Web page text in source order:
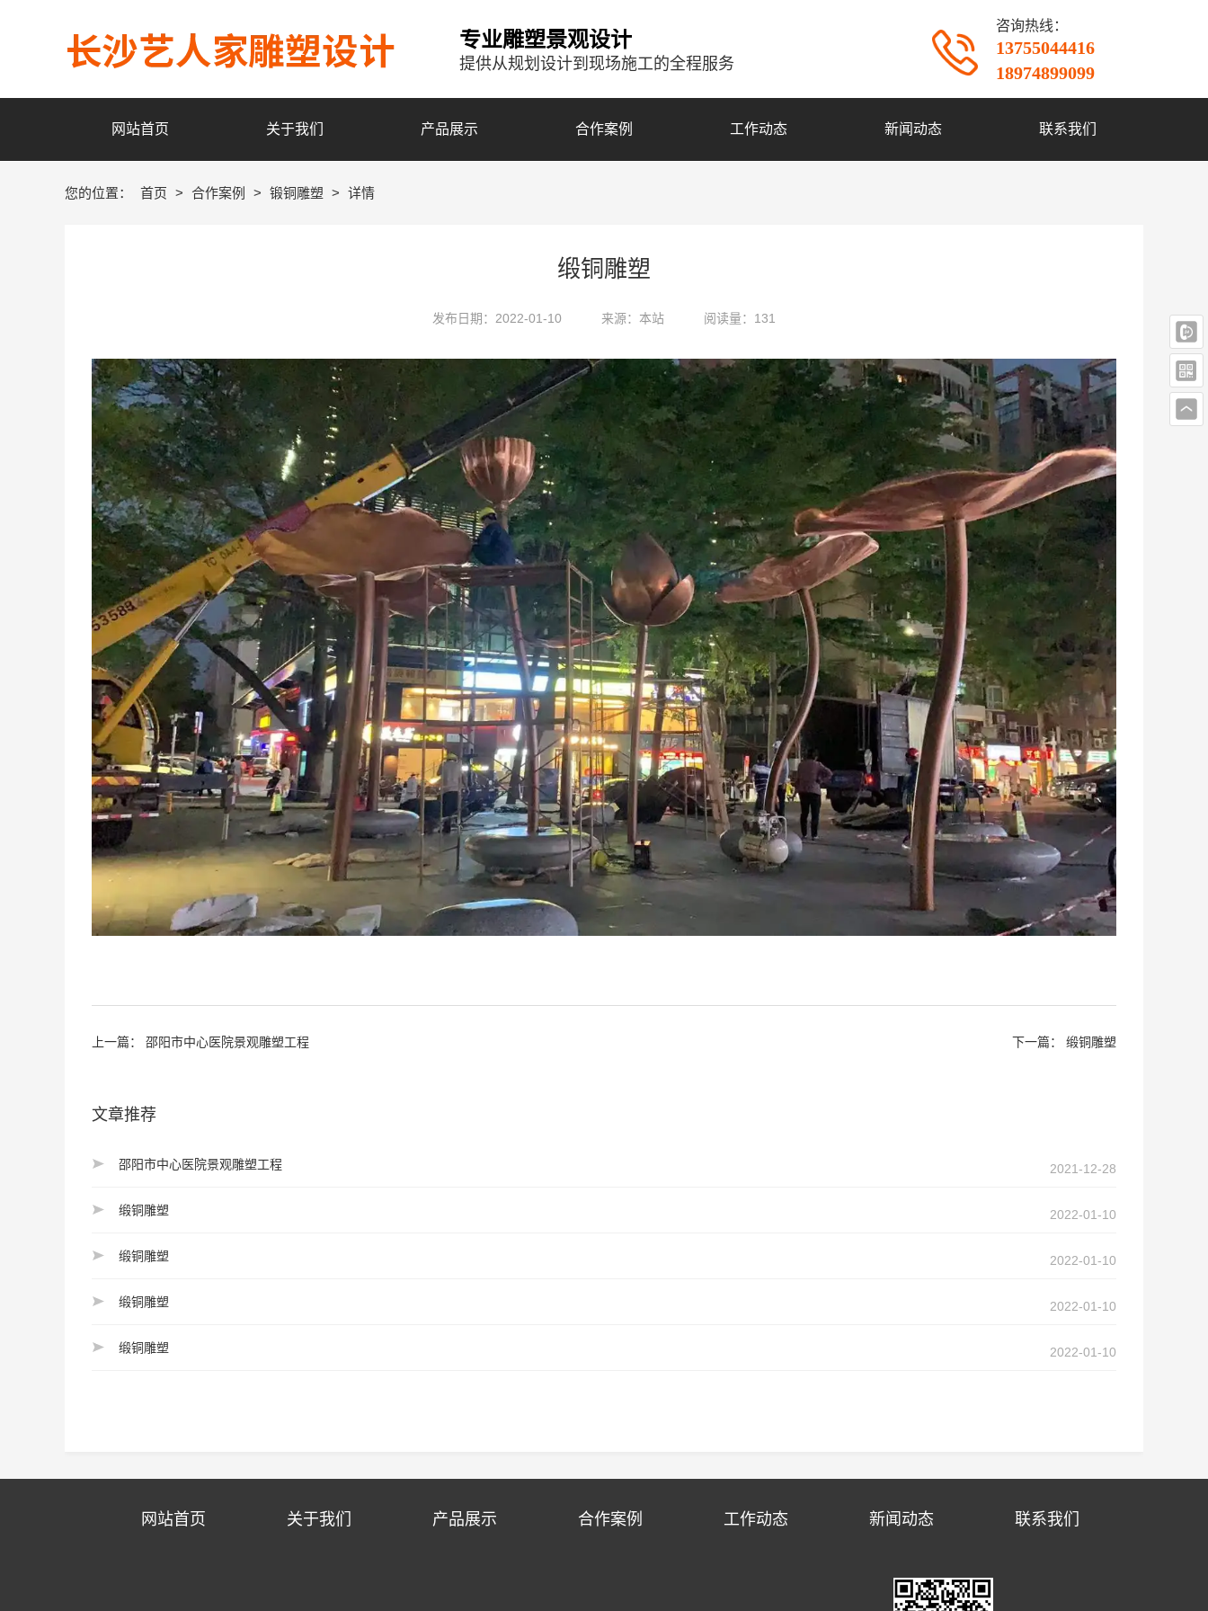
网站首页 关于我们 产品展示 合作案例 工作动态 新闻动态 联系我们
咨询热线：
13755044416
18974899099
提供从规划设计到现场施工的全程服务
专业雕塑景观设计
您的位置： 首页 > 合作案例 > 锻铜雕塑 > 详情
缎铜雕塑
发布日期：2022-01-10 来源：本站 阅读量：131
上一篇： 邵阳市中心医院景观雕塑工程 下一篇： 缎铜雕塑
文章推荐
邵阳市中心医院景观雕塑工程 2021-12-28
缎铜雕塑 2022-01-10
缎铜雕塑 2022-01-10
缎铜雕塑 2022-01-10
缎铜雕塑 2022-01-10
网站首页 关于我们 产品展示 合作案例 工作动态 新闻动态 联系我们